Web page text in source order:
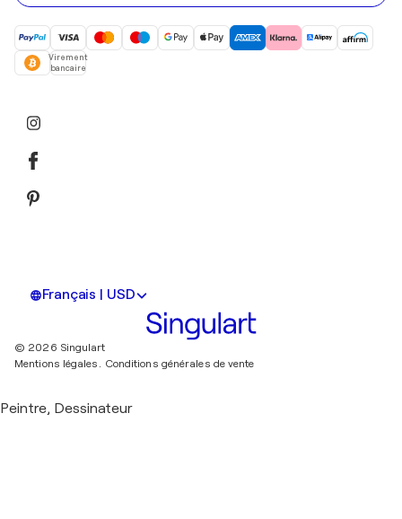
Virement
bancaire
Français | USD
© 2026 Singulart
Mentions légales. Conditions générales de vente
Peintre, Dessinateur